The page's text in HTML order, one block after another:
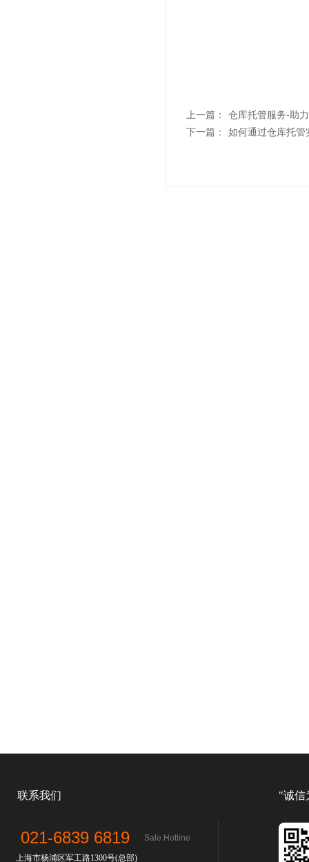
上一篇：
仓库托管服务-助
下一篇：
如何通过仓库托管
021-6839 6819
上海市杨浦区军工路1300号(总部)
联系我们
Sale Hotline
"诚信